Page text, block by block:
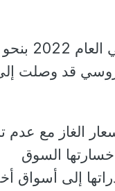
قد وصلت
بسبب انخفاض أسعار الغاز مع
نتيجة خسارتها السوق
إلى أسواق